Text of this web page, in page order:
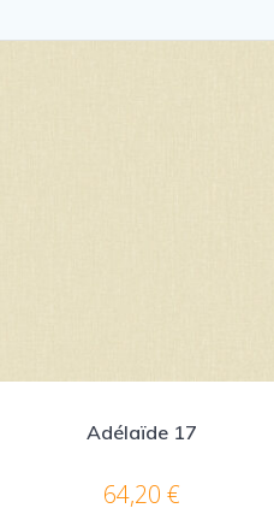
Adélaïde 17
64,20€